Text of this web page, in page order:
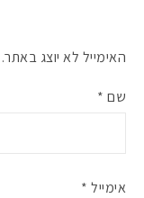
האימייל לא יוצג באתר.
שם *
אימייל *